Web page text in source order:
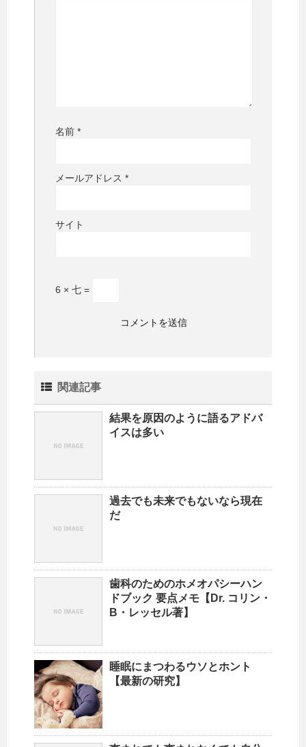
名前 *
メールアドレス *
サイト
6 × 七 =
関連記事
結果を原因のように語るアドバ
イスは多い
過去でも未来でもないなら現在
だ
歯科のためのホメオパシーハン
ドブック 要点メモ【Dr. コリン・
B・レッセル著】
睡眠にまつわるウソとホント
【最新の研究】